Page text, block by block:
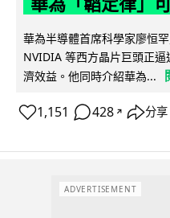
華為半導體首席科學家廖恒
NVIDIA 等西方晶片巨頭正
濟效益。他同時介紹華為...
1,151 428 ↗ 分享
ADVERTISEMENT